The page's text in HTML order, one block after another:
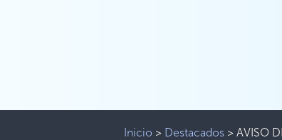
Inicio > Destacados >AVISO